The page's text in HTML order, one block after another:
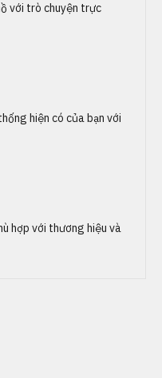
với trò chuyện trực
hiện có của bạn với
hợp với thương hiệu và